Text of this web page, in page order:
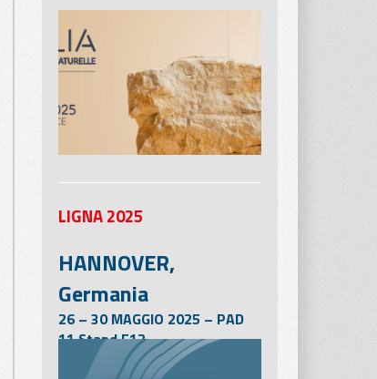
LIGNA 2025
HANNOVER,
Germania
26 – 30 MAGGIO 2025 – PAD
11 Stand E12
La LIGNA di Hannover, che si